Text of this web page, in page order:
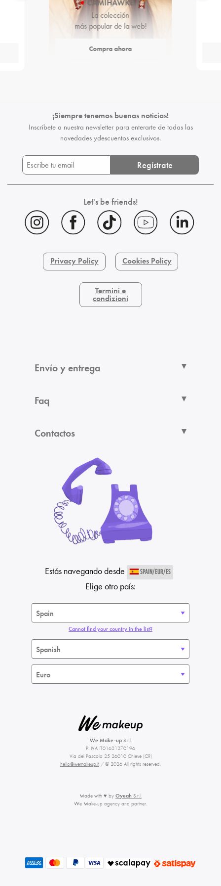
CAMIHAWKE
La colección
más popular de la web!
Compra ahora
¡Siempre tenemos buenas noticias!
Inscríbete a nuestra newsletter para enterarte de todas las
novedades ydescuentos exclusivos.
Regístrate
Let's be friends!
Privacy Policy Cookies Policy
Termini e
condizioni
Envío y entrega
Faq
Contactos
Estás navegando desde SPAIN/EUR/ES
Elige otro país:
Cannot find your country in the list?
We Make-upS.r.l.
P. IVA IT01621270196
Via del Pascolo 25 26010 Chieve (CR)
hello@wemakeup.it / © 2026 All rights reserved.
Made with ♥ by Oyeah S.r.l.
We Make-up agency and partner.